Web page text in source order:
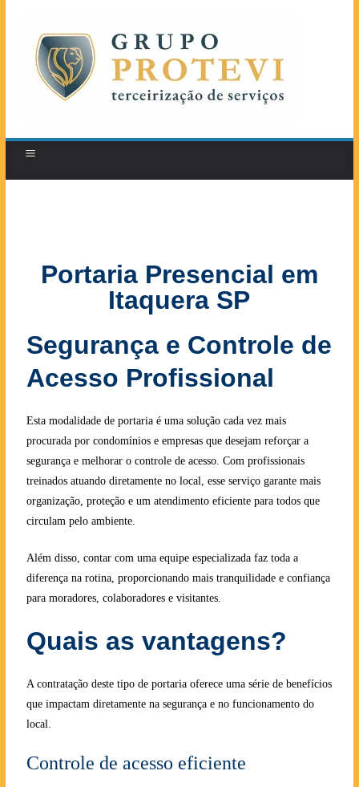
Portaria Presencial em
Itaquera SP
Segurança e Controle de
Acesso Profissional
Esta modalidade de portaria é uma solução cada vez mais
procurada por condomínios e empresas que desejam reforçar a
segurança e melhorar o controle de acesso. Com profissionais
treinados atuando diretamente no local, esse serviço garante mais
organização, proteção e um atendimento eficiente para todos que
circulam pelo ambiente.
Além disso, contar com uma equipe especializada faz toda a
diferença na rotina, proporcionando mais tranquilidade e confiança
para moradores, colaboradores e visitantes.
Quais as vantagens?
A contratação deste tipo de portaria oferece uma série de benefícios
que impactam diretamente na segurança e no funcionamento do
local.
Controle de acesso eficiente